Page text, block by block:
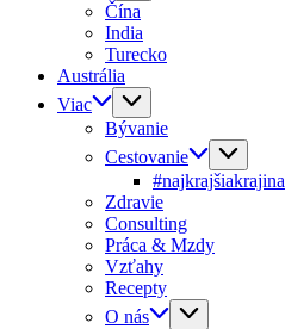
Čína
India
Turecko
Austrália
Viac
Bývanie
Cestovanie
#najkrajšiakrajina
Zdravie
Consulting
Práca & Mzdy
Vzťahy
Recepty
O nás